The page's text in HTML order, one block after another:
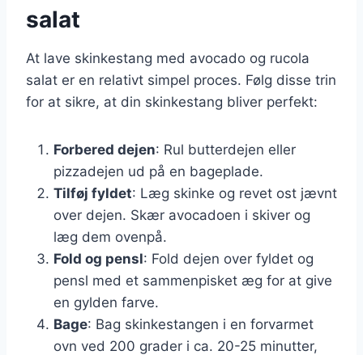
salat
At lave skinkestang med avocado og rucola
salat er en relativt simpel proces. Følg disse trin
for at sikre, at din skinkestang bliver perfekt:
Forbered dejen: Rul butterdejen eller
pizzadejen ud på en bageplade.
Tilføj fyldet: Læg skinke og revet ost jævnt
over dejen. Skær avocadoen i skiver og
læg dem ovenpå.
Fold og pensl: Fold dejen over fyldet og
pensl med et sammenpisket æg for at give
en gylden farve.
Bage: Bag skinkestangen i en forvarmet
ovn ved 200 grader i ca. 20-25 minutter,